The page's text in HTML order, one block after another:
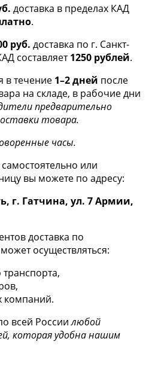
доставка в пределах КАД
.
руб. доставка по г. Санкт-
составляет1250 рублей.
в течение 1–2 дней после
на складе, в рабочие дни
предварительно
товара.
часы.
или
вы можете по адресу:
г. Гатчина, ул. 7 Армии,
доставка по
осуществляться:
компаний.
всей Россиилюбой
которая удобна нашим